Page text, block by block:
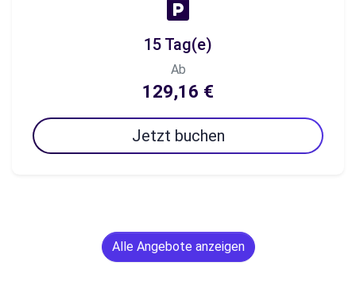
15 Tag(e)
Ab
129,16 €
Jetzt buchen
Alle Angebote anzeigen